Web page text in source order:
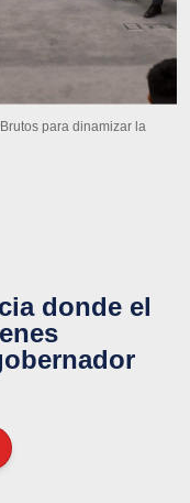
para dinamizar la
donde el